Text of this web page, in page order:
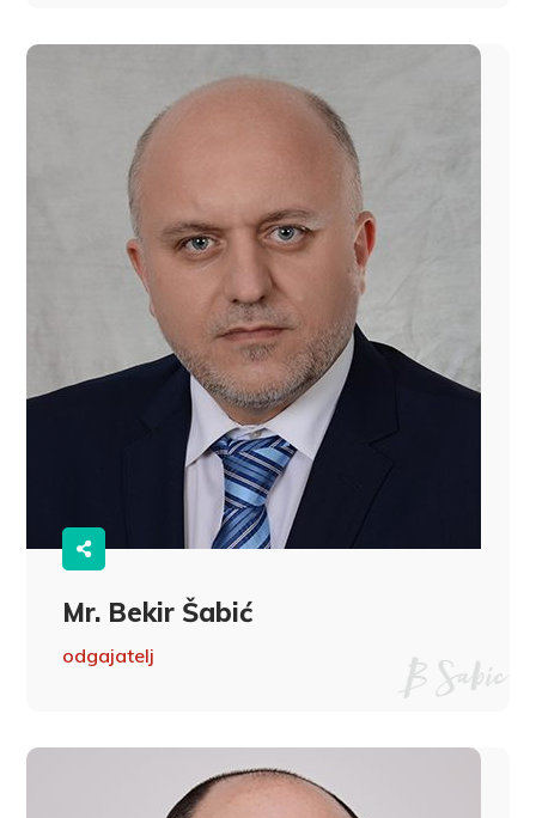
Mr. Bekir Šabić
odgajatelj